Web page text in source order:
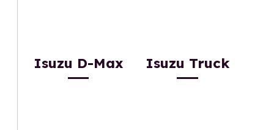
Isuzu D-Max Isuzu Truck